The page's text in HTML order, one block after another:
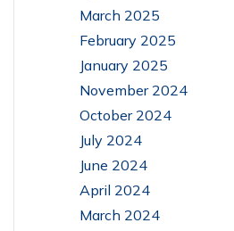
March 2025
February 2025
January 2025
November 2024
October 2024
July 2024
June 2024
April 2024
March 2024